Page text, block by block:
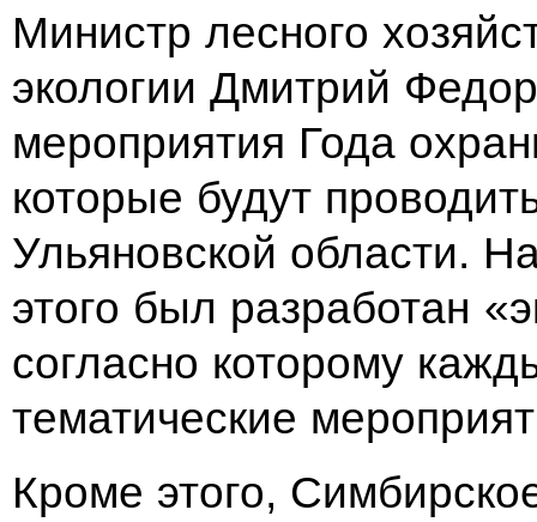
Министр лесного
экологии Дмитрий
мероприятия Года
которые будут
Ульяновской области.
этого был разработан
согласно которому
тематические
Кроме этого,